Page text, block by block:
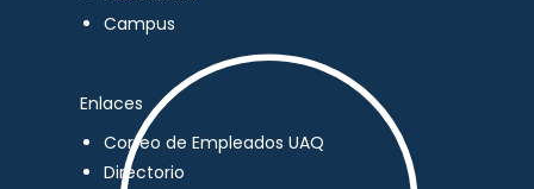
Campus
Enlaces
Correo de Empleados UAQ
Directorio